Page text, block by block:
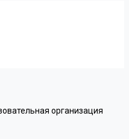
организация